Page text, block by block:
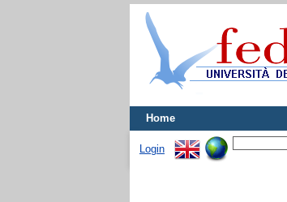
Home
Login